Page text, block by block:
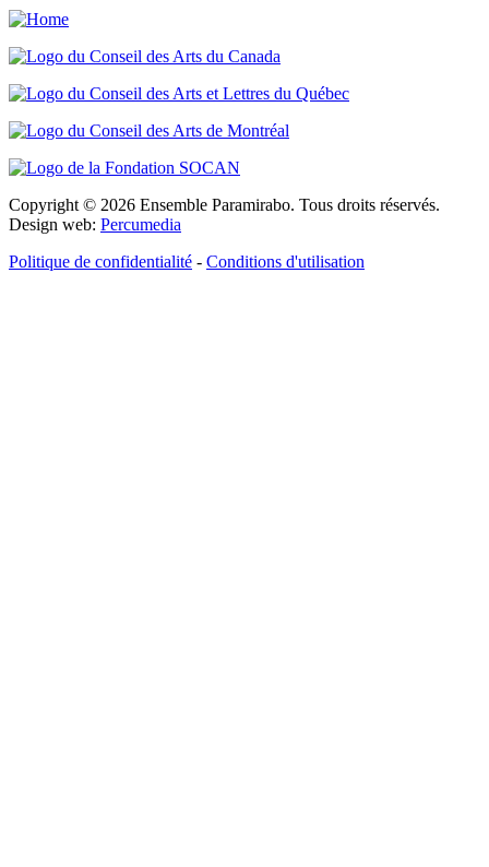
Copyright © 2026 Ensemble Paramirabo. Tous droits réservés.
Design web: Percumedia
Politique de confidentialité - Conditions d'utilisation